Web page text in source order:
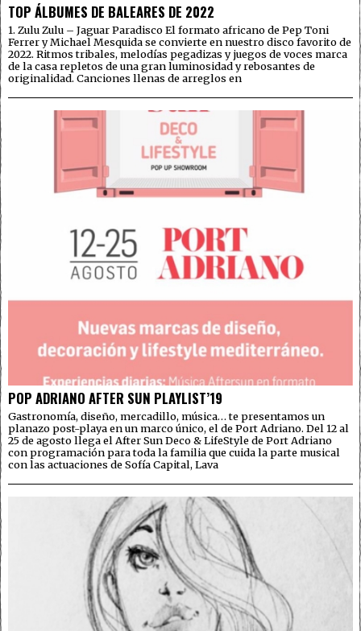
TOP ÁLBUMES DE BALEARES DE 2022
1. Zulu Zulu – Jaguar Paradisco El formato africano de Pep Toni
Ferrer y Michael Mesquida se convierte en nuestro disco favorito de
2022. Ritmos tribales, melodías pegadizas y juegos de voces marca
de la casa repletos de una gran luminosidad y rebosantes de
originalidad. Canciones llenas de arreglos en
POP ADRIANO AFTER SUN PLAYLIST’19
Gastronomía, diseño, mercadillo, música… te presentamos un
planazo post-playa en un marco único, el de Port Adriano. Del 12 al
25 de agosto llega el After Sun Deco & LifeStyle de Port Adriano
con programación para toda la familia que cuida la parte musical
con las actuaciones de Sofía Capital, Lava